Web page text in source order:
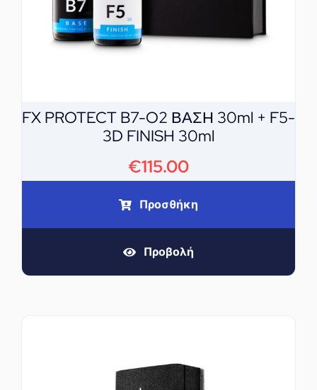
FX PROTECT B7-O2 ΒΑΣΗ 30ml + F5-
3D FINISH 30ml
€115.00
Προσθήκη
Προβολή